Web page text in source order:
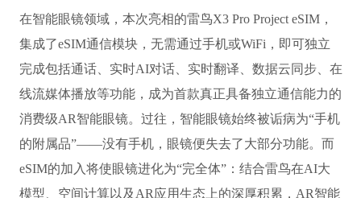
在智能眼镜领域，本次亮相的雷鸟X3 Pro Project eSIM，
集成了eSIM通信模块，无需通过手机或WiFi，即可独立
完成包括通话、实时AI对话、实时翻译、数据云同步、在
线流媒体播放等功能，成为首款真正具备独立通信能力的
消费级AR智能眼镜。过往，智能眼镜始终被诟病为“手机
的附属品”——没有手机，眼镜便失去了大部分功能。而
eSIM的加入将使眼镜进化为“完全体”：结合雷鸟在AI大
模型、空间计算以及AR应用生态上的深厚积累，AR智能